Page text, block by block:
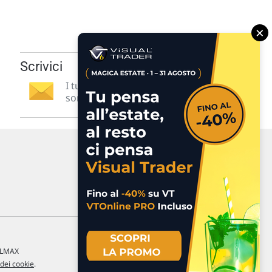
Scrivici
I tuoi suggerimenti per noi
sono preziosi e molto utili! »
cookie.
×